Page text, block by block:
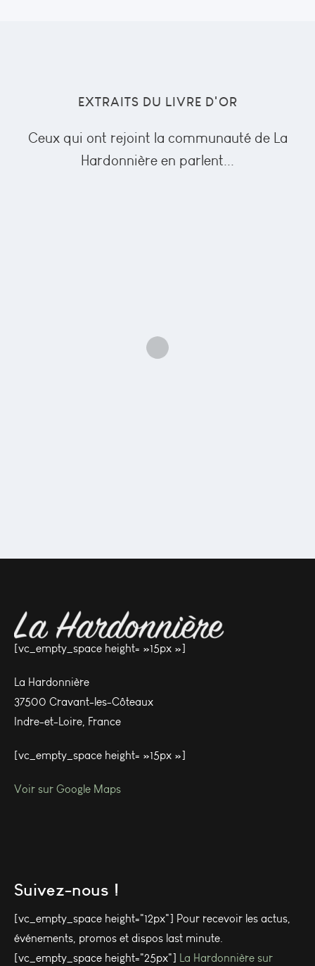
EXTRAITS DU LIVRE D'OR
Ceux qui ont rejoint la communauté de La
Hardonnière en parlent...
[vc_empty_space height= »15px »]
La Hardonnière
37500 Cravant-les-Côteaux
Indre-et-Loire, France
[vc_empty_space height= »15px »]
Voir sur Google Maps
Suivez-nous !
[vc_empty_space height="12px"] Pour recevoir les actus,
événements, promos et dispos last minute.
[vc_empty_space height="25px"] La Hardonnière sur